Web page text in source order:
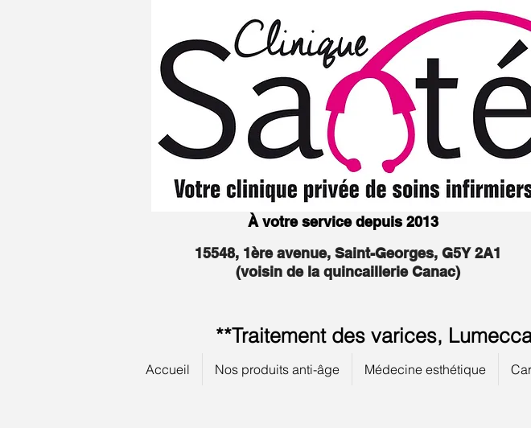
À votre service depuis 2013
15548, 1ère avenue, Saint-Georges, G5Y 2A1
(voisin de la quincaillerie Canac)
**Traitement des varices,
Accueil Nos produits anti-âge Médecine esthétique